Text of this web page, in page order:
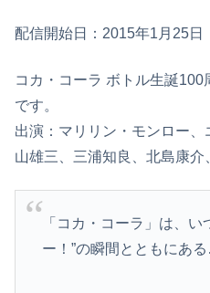
配信開始日：2015年1月25日
コカ・コーラ ボトル生誕
です。
出演：マリリン・モンロー
山雄三、三浦知良、北島康介
「コカ・コーラ」は、い
ー！”の瞬間とともにあ